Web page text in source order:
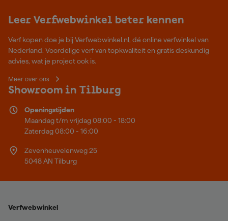
Leer Verfwebwinkel beter kennen
Verf kopen doe je bij Verfwebwinkel.nl, dé online verfwinkel van
Nederland. Voordelige verf van topkwaliteit en gratis deskundig
advies, wat je project ook is.
Meer over ons
Showroom in Tilburg
Openingstijden
Maandag t/m vrijdag 08:00 - 18:00
Zaterdag 08:00 - 16:00
Zevenheuvelenweg 25
5048 AN Tilburg
Verfwebwinkel